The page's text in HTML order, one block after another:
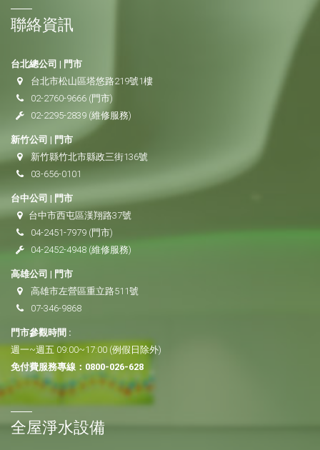
聯絡資訊
台北總公司 | 門市
台北市松山區塔悠路219號1樓
02-2760-9666 (門市)
02-2295-2839 (維修服務)
新竹公司 | 門市
新竹縣竹北市縣政三街136號
03-656-0101
台中公司 | 門市
台中市西屯區漢翔路37號
04-2451-7979 (門市)
04-2452-4948 (維修服務)
高雄公司 | 門市
高雄市左營區重立路511號
07-346-9868
門市參觀時間 :
週一~週五 09:00~17:00 (例假日除外)
免付費服務專線： 0800-026-628
全屋淨水設備